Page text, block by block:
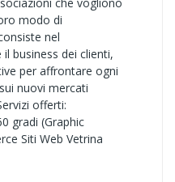
modo di
nel
business dei clienti,
per affrontare ogni
nuovi mercati
offerti:
gradi (Graphic
Siti Web Vetrina